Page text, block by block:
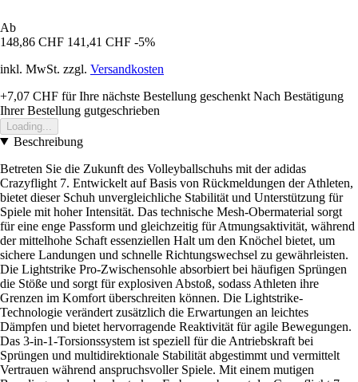
Ab
148,86 CHF 141,41 CHF -5%
inkl. MwSt. zzgl. Versandkosten
+7,07 CHF für Ihre nächste Bestellung geschenkt Nach Bestätigung
Ihrer Bestellung gutgeschrieben
Loading...
Beschreibung
Betreten Sie die Zukunft des Volleyballschuhs mit der adidas
Crazyflight 7. Entwickelt auf Basis von Rückmeldungen der Athleten,
bietet dieser Schuh unvergleichliche Stabilität und Unterstützung für
Spiele mit hoher Intensität. Das technische Mesh-Obermaterial sorgt
für eine enge Passform und gleichzeitig für Atmungsaktivität, während
der mittelhohe Schaft essenziellen Halt um den Knöchel bietet, um
sichere Landungen und schnelle Richtungswechsel zu gewährleisten.
Die Lightstrike Pro-Zwischensohle absorbiert bei häufigen Sprüngen
die Stöße und sorgt für explosiven Abstoß, sodass Athleten ihre
Grenzen im Komfort überschreiten können. Die Lightstrike-
Technologie verändert zusätzlich die Erwartungen an leichtes
Dämpfen und bietet hervorragende Reaktivität für agile Bewegungen.
Das 3-in-1-Torsionssystem ist speziell für die Antriebskraft bei
Sprüngen und multidirektionale Stabilität abgestimmt und vermittelt
Vertrauen während anspruchsvoller Spiele. Mit einem mutigen